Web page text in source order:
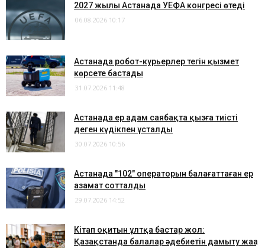
2027 жылы Астанада УЕФА конгресі өтеді
06.08.2026 10:17
Астанада робот-курьерлер тегін қызмет
көрсете бастады
31.07.2026 11:48
Астанада ер адам саябақта қызға тиісті
деген күдікпен ұсталды
30.07.2026 10:56
Астанада "102" операторын балағаттаған ер
азамат сотталды
29.07.2026 14:52
Кітап оқитын ұлтқа бастар жол:
Қазақстанда балалар әдебиетін дамыту жаңа